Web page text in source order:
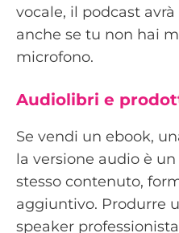
vocale, il podcast
anche se tu non hai
microfono.
Audiolibri e
Se vendi un ebook,
la versione audio è
stesso contenuto,
aggiuntivo. Produrre
speaker